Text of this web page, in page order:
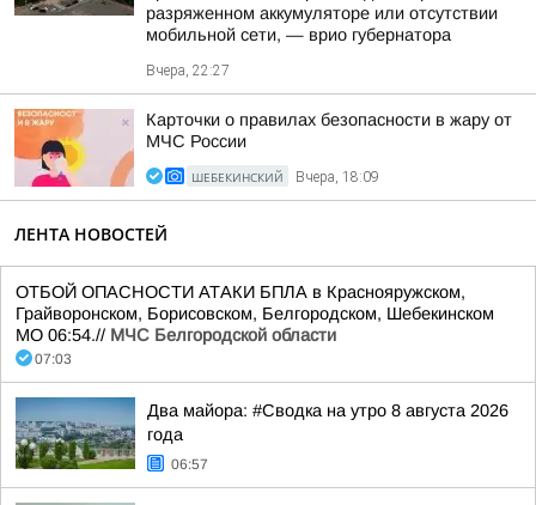
разряженном аккумуляторе или отсутствии
мобильной сети, — врио губернатора
Вчера, 22:27
Карточки о правилах безопасности в жару от
МЧС России
ШЕБЕКИНСКИЙ Вчера, 18:09
ЛЕНТА НОВОСТЕЙ
ОТБОЙ ОПАСНОСТИ АТАКИ БПЛА в Краснояружском,
Грайворонском, Борисовском, Белгородском, Шебекинском
МО 06:54.// МЧС Белгородской области
07:03
Два майора: #Сводка на утро 8 августа 2026
года
06:57